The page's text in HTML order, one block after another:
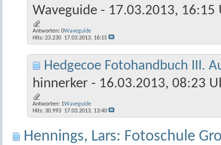
Waveguide - 17.03.2013, 16:15
Antworten: 0
Hits: 23.230
Waveguide
17.03.2013, 16:15
Hedgecoe Fotohandbuch III.
hinnerker - 16.03.2013, 08:23
Antworten: 1
Hits: 30.993
Waveguide
17.03.2013, 13:40
Hennings, Lars: Fotoschule